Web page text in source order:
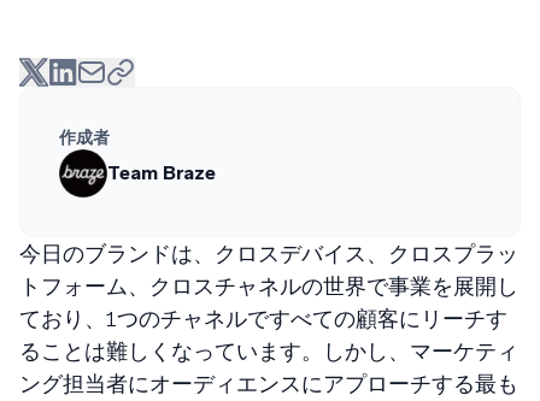
作成者
Team Braze
今日のブランドは、クロスデバイス、クロスプラッ
トフォーム、クロスチャネルの世界で事業を展開し
ており、1つのチャネルですべての顧客にリーチす
ることは難しくなっています。しかし、マーケティ
ング担当者にオーディエンスにアプローチする最も